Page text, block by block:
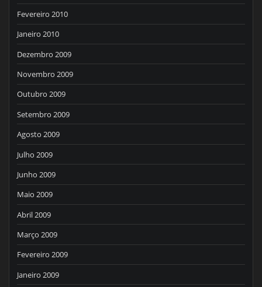
Fevereiro 2010
Janeiro 2010
Dezembro 2009
Novembro 2009
Outubro 2009
Setembro 2009
Agosto 2009
Julho 2009
Junho 2009
Maio 2009
Abril 2009
Março 2009
Fevereiro 2009
Janeiro 2009